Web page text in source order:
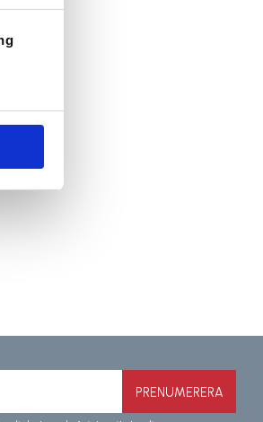
PRENUMERERA